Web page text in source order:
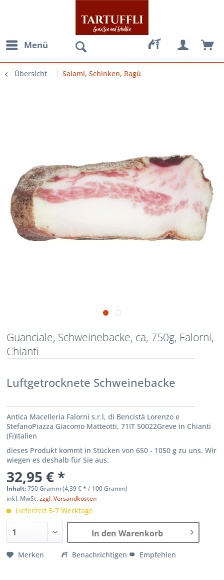
Menü
Übersicht Salami, Schinken, Ragù
Guanciale, Schweinebacke, ca, 750g, Falorni,
Chianti
Luftgetrocknete Schweinebacke
Antica Macelleria Falorni s.r.l, di Bencistà Lorenzo e
StefanoPiazza Giacomo Matteotti, 71IT 50022Greve in Chianti
(Fi)Italien
dieses Produkt kommt in Stücken von 650 - 1050 g zu uns. Wir
wiegen es deshalb für Sie aus.
32,95 € *
Inhalt:750 Gramm (4,39 €* / 100 Gramm)
inkl. MwSt.zzgl. Versandkosten
Lieferzeit 5-7 Werktage
In den Warenkorb
Merken Benachrichtigen Empfehlen